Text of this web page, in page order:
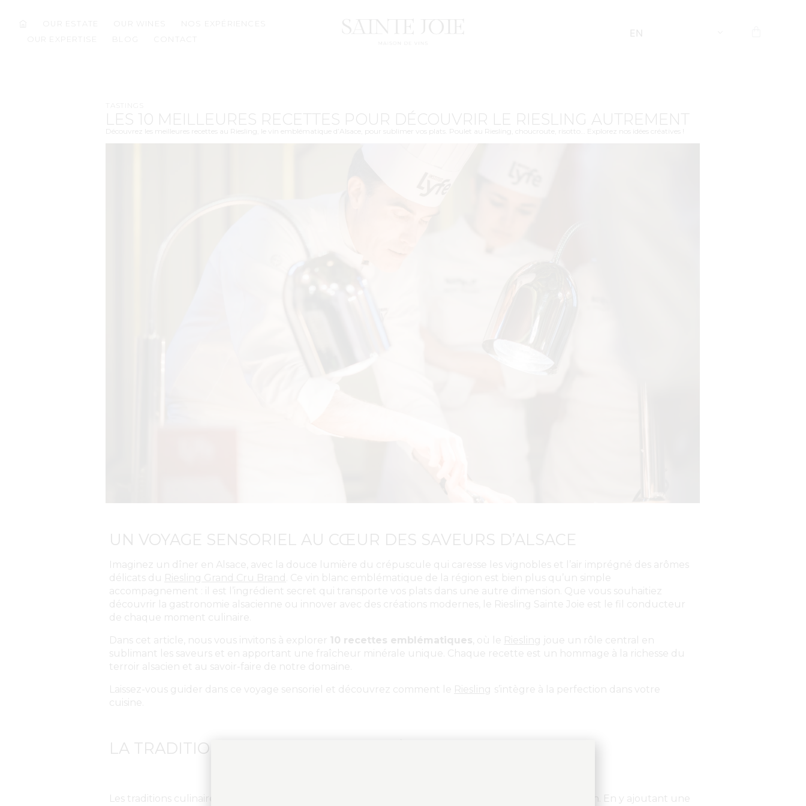
OUR ESTATE OUR WINES
NOS EXPÉRIENCES
OUR EXPERTISE
BLOG CONTACT
EN
LES 10 MEILLEURES RECETTES POUR DÉCOUVRIR LE RIESLING AUTREMENT
Découvrez les meilleures recettes au Riesling, le vin emblématique d’Alsace, pour sublimer vos plats. Poulet au Riesling, choucroute, risotto… Explorez nos idées créatives !
UN VOYAGE SENSORIEL AU CŒUR DES SAVEURS D’ALSACE
Imaginez un dîner en Alsace, avec la douce lumière du crépuscule qui caresse les vignobles et l’air imprégné des arômes
délicats du Riesling Grand Cru Brand
. Ce vin blanc emblématique de la région est bien plus qu’un simple
accompagnement : il est l’ingrédient secret qui transporte vos plats dans une autre dimension. Que vous souhaitiez
découvrir la gastronomie alsacienne ou innover avec des créations modernes, le Riesling Sainte Joie est le fil conducteur
de chaque moment culinaire.
Dans cet article, nous vous invitons à explorer 10 recettes emblématiques , où le Riesling joue un rôle central en
sublimant les saveurs et en apportant une fraîcheur minérale unique. Chaque recette est un hommage à la richesse du
terroir alsacien et au savoir-faire de notre domaine.
Laissez-vous guider dans ce voyage sensoriel et découvrez comment le Riesling s’intègre à la perfection dans votre
cuisine.
LA TRADITION ALSACIENNE REVISITÉE
Les traditions culinaires de l’Alsace sont profondément ancrées dans l’histoire et la culture de la région. En y ajoutant une